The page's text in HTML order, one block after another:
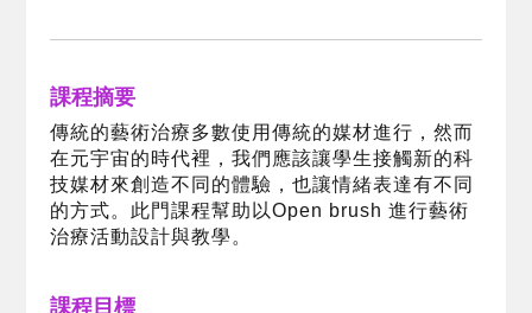
課程摘要
傳統的藝術治療多數使用傳統的媒材進行，然而
在元宇宙的時代裡，我們應該讓學生接觸新的科
技媒材來創造不同的體驗，也讓情緒表達有不同
的方式。此門課程幫助以Open brush 進行藝術
治療活動設計與教學。
課程目標